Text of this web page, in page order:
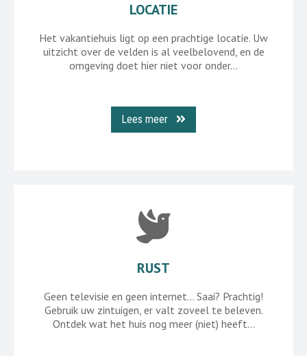
LOCATIE
Het vakantiehuis ligt op een prachtige locatie. Uw
uitzicht over de velden is al veelbelovend, en de
omgeving doet hier niet voor onder…
Lees meer
RUST
Geen televisie en geen internet… Saai? Prachtig!
Gebruik uw zintuigen, er valt zoveel te beleven.
Ontdek wat het huis nog meer (niet) heeft…